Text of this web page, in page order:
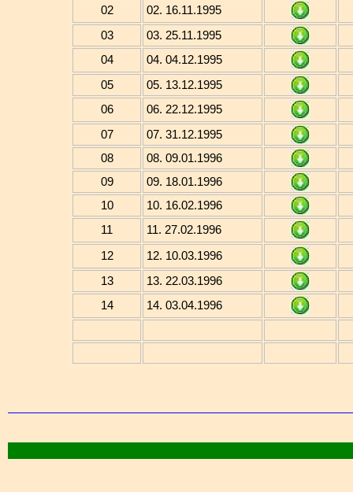
02
02. 16.11.1995
03
03. 25.11.1995
04
04. 04.12.1995
05
05. 13.12.1995
06
06. 22.12.1995
07
07. 31.12.1995
08
08. 09.01.1996
09
09. 18.01.1996
10
10. 16.02.1996
11
11. 27.02.1996
12
12. 10.03.1996
13
13. 22.03.1996
14
14. 03.04.1996